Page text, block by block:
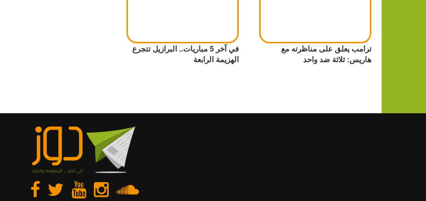
ترامب يعلق على مناظرته مع
هاريس: ثلاثة ضد واحد
في آخر 5 مباريات.. البرازيل تتجرع
الهزيمة الرابعة